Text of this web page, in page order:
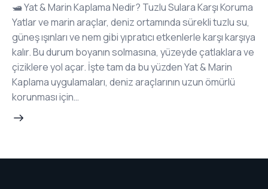
🛥️ Yat & Marin Kaplama Nedir? Tuzlu Sulara Karşı Koruma
Yatlar ve marin araçlar, deniz ortamında sürekli tuzlu su,
güneş ışınları ve nem gibi yıpratıcı etkenlerle karşı karşıya
kalır. Bu durum boyanın solmasına, yüzeyde çatlaklara ve
çiziklere yol açar. İşte tam da bu yüzden Yat & Marin
Kaplama uygulamaları, deniz araçlarının uzun ömürlü
korunması için…